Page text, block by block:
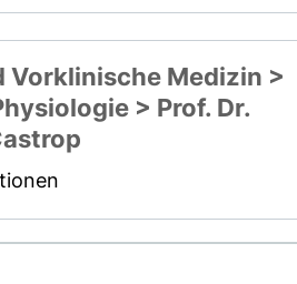
Vorklinische Medizin >
> Prof. Dr.